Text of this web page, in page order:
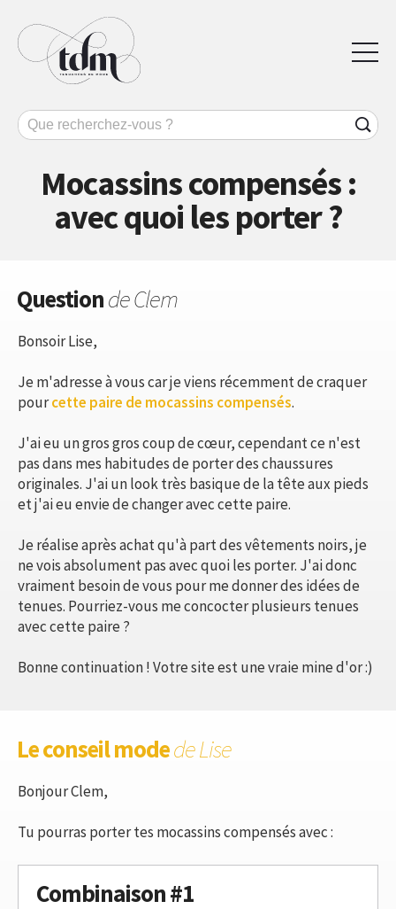
Mocassins compensés :
avec quoi les porter ?
Questionde Clem
Bonsoir Lise,
Je m'adresse à vous car je viens récemment de craquer
pourcette paire de mocassins compensés.
J'ai eu un gros gros coup de cœur, cependant ce n'est
pas dans mes habitudes de porter des chaussures
originales. J'ai un look très basique de la tête aux pieds
et j'ai eu envie de changer avec cette paire.
Je réalise après achat qu'à part des vêtements noirs, je
ne vois absolument pas avec quoi les porter. J'ai donc
vraiment besoin de vous pour me donner des idées de
tenues. Pourriez-vous me concocter plusieurs tenues
avec cette paire ?
Bonne continuation ! Votre site est une vraie mine d'or :)
Le conseil modede Lise
Bonjour Clem,
Tu pourras porter tes mocassins compensés avec :
Combinaison #1